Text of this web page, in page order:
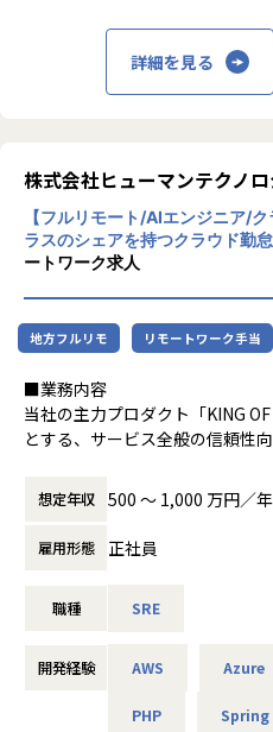
展開。様々な働き方を支援しな
スのご提案をしています。その
でお取引、ご支援をしているこ
長ができる環境があることは魅
ネージャーや周辺事業・サービ
す。長く安心して勤められる環
持って働ける環境です。
同社の社風は、フランクで和や
年齢や役職、部署に関係なく、
し合えたりできます。お互いを
り、その点はオルタナエクスの
安定した事業基盤、安心できる
会社の定める業務
大規模サービスのテクニカルリ
プロダクトマネージャー、デザ
ト開発の推進
データドリブンな開発のための
ータ基盤の構築および分析
開発組織の成果・Agilityの最大化
■体制、役割
PdM、デザイナー、エンジニア
から関わり、裁量を持ってプロ
す。
事業に最適な技術を主体的に選
技術とプロダクトの両方にオー
業にとって何が正しいか」を常
■技術環境
Go / Echo
BigQuery / TreasureData
詳細を見る
株式会社ヒューマンテクノ
【フルリモート/AIエンジニア/
ラスのシェアを持つクラウド勤
ートワーク求人
地方フルリモ リモートワーク手当
■業務内容
当社の主力プロダクト「KING
とする、サービス全般の信頼性
す。
■具体的な業務内容
社内の各プロダクトチームに対
術基盤の構築・改善を担っていた
・サービスごとに最適化された
・SLO/SLIの策定支援、
想定年収 500 〜 1,000 万円／年
雇用形態 正社員
職種 SRE
開発経験 AWS Azure
PHP Spring